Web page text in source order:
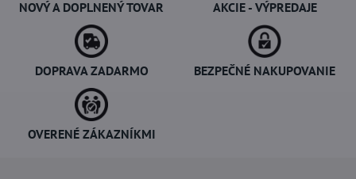
NOVÝ A DOPLNENÝ TOVAR AKCIE - VÝPREDAJE
DOPRAVA ZADARMO BEZPEČNÉ NAKUPOVANIE
OVERENÉ ZÁKAZNÍKMI